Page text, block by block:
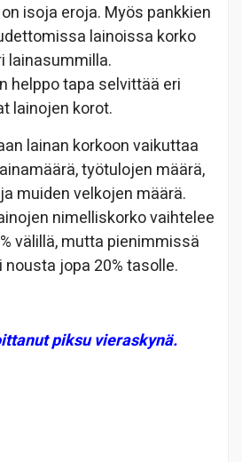
isoja eroja. Myös pankkien
lainoissa korko
lainasummilla.
helppo tapa selvittää eri
lainojen korot.
lainan korkoon vaikuttaa
työtulojen määrä,
muiden velkojen määrä.
nimelliskorko vaihtelee
välillä, mutta pienimmissä
jopa 20% tasolle.
piksu vieraskynä.